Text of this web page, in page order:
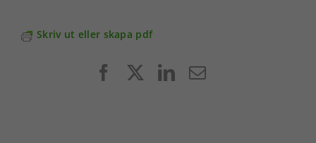
Skriv ut eller skapa pdf
FacebookLinkedIn
E-